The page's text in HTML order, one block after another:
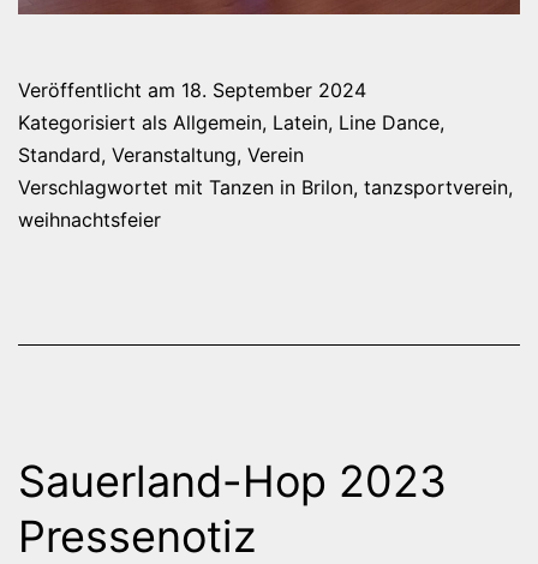
Veröffentlicht am 18. September 2024
Kategorisiert als Allgemein, Latein, Line Dance,
Standard, Veranstaltung, Verein
Verschlagwortet mit Tanzen in Brilon, tanzsportverein,
weihnachtsfeier
Sauerland-Hop 2023
Pressenotiz